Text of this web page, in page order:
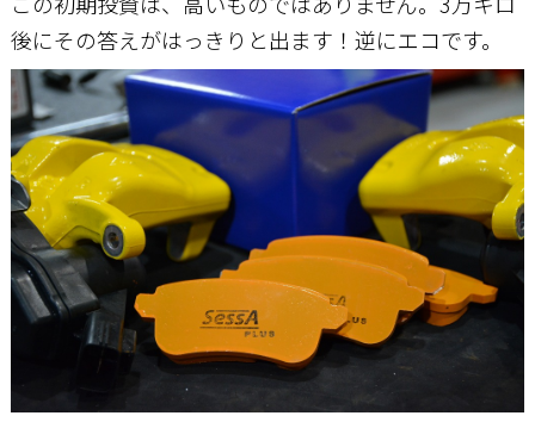
後にその答えがはっきりと出ます！逆にエコです。